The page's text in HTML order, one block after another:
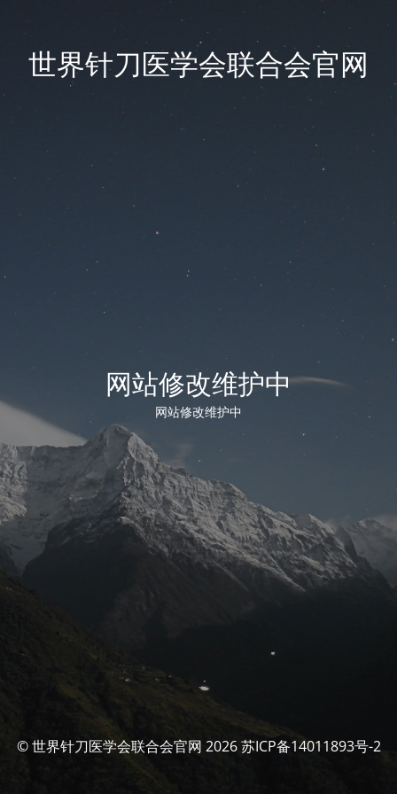
世界针刀医学会联合会官网
网站修改维护中
网站修改维护中
© 世界针刀医学会联合会官网 2026 苏ICP备14011893号-2